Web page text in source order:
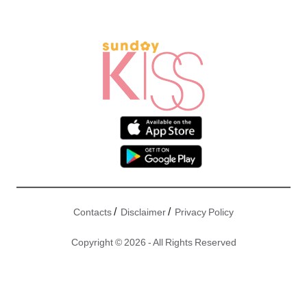
Contacts/ Disclaimer/ Privacy Policy
Copyright © 2026 - All Rights Reserved